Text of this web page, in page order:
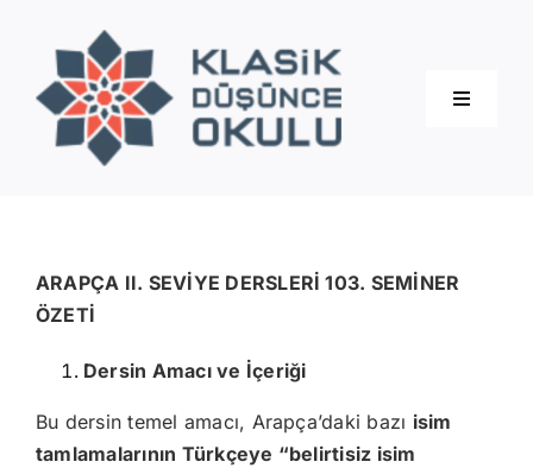
content
Toggle
Eğitimler
İletişim
ARAPÇA II. SEVİYE DERSLERİ 103. SEMİNER
ÖZETİ
Dersin Amacı ve İçeriği
Bu dersin temel amacı, Arapça’daki bazı isim
tamlamalarının Türkçeye “belirtisiz isim